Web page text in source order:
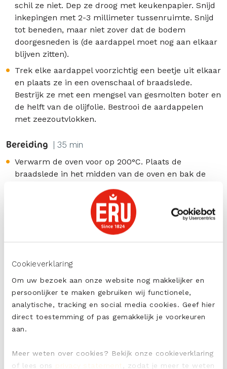
Cookieverklaring
Om uw bezoek aan onze website nog makkelijker en
persoonlijker te maken gebruiken wij functionele,
analytische, tracking en social media cookies. Geef hier
direct toestemming of pas gemakkelijk je voorkeuren
aan.
Meer weten over cookies? Bekijk onze cookieverklaring
of lees ons privacy statement , zodat je meer te weten
schil ze niet. Dep ze droog met keukenpapier. Snijd
inkepingen met 2-3 millimeter tussenruimte. Snijd
tot beneden, maar niet zover dat de bodem
doorgesneden is (de aardappel moet nog aan elkaar
blijven zitten).
Trek elke aardappel voorzichtig een beetje uit elkaar
en plaats ze in een ovenschaal of braadslede.
Bestrijk ze met een mengsel van gesmolten boter en
de helft van de olijfolie. Bestrooi de aardappelen
met zeezoutvlokken.
Bereiding | 35 min
Verwarm de oven voor op 200°C. Plaats de
braadslede in het midden van de oven en bak de
grootte vereist een andere oventijd. Controleer door
in de aardappel te prikken).
Neem uit de oven, smeer tussen elke inkeping een
blaadje salie. Plaats de braadslede terug in de oven
en bak de aardappelen nog circa 10 minuten tot ze
krokant van buiten en gaar van binnen zijn. Bestrooi
eventueel met extra zeezoutvlokken en serveer
direct.
Hartig